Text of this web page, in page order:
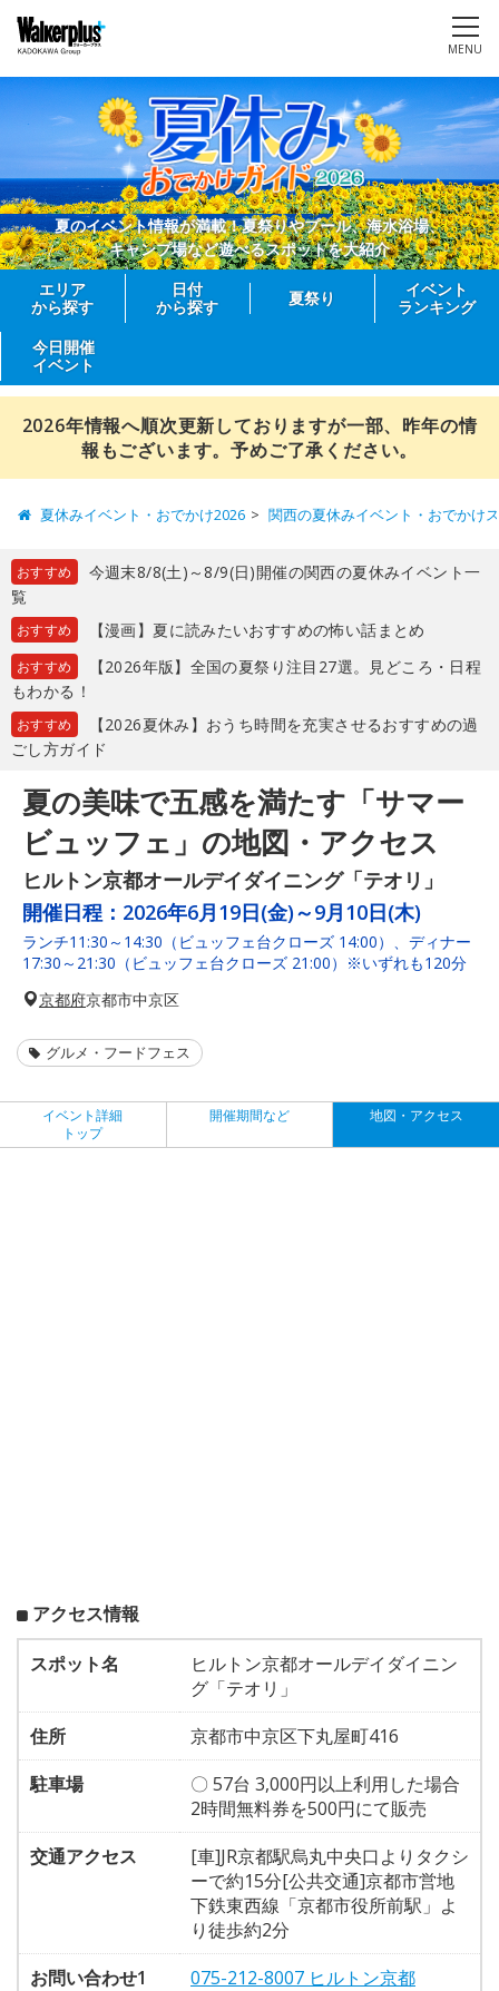
MENU
夏のイベント情報が満載！夏祭りやプール、海水浴場、
キャンプ場など遊べるスポットを大紹介
エリア
から探す
日付
から探す
夏祭り
イベント
ランキング
今日開催
イベント
2026年情報へ順次更新しておりますが一部、昨年の情
報もございます。予めご了承ください。
夏休みイベント・おでかけ2026 関西の夏休みイベント・おでかけ
おすすめ
今週末8/8(土)～8/9(日)開催の関西の夏休みイベント一
覧
おすすめ 【漫画】夏に読みたいおすすめの怖い話まとめ
おすすめ
【2026年版】全国の夏祭り注目27選。見どころ・日程
もわかる！
おすすめ
【2026夏休み】おうち時間を充実させるおすすめの過
ごし方ガイド
夏の美味で五感を満たす「サマー
ビュッフェ」の地図・アクセス
ヒルトン京都オールデイダイニング「テオリ」
開催日程： 2026年6月19日(金)～9月10日(木)
ランチ11:30～14:30（ビュッフェ台クローズ 14:00）、ディナー
17:30～21:30（ビュッフェ台クローズ 21:00）※いずれも120分
京都府京都市中京区
グルメ・フードフェス
イベント詳細
トップ
開催期間など 地図・アクセス
アクセス情報
スポット名
ヒルトン京都オールデイダイニン
グ「テオリ」
住所
京都市中京区下丸屋町416
駐車場
〇 57台 3,000円以上利用した場合
2時間無料券を500円にて販売
交通アクセス
[車]JR京都駅烏丸中央口よりタクシ
ーで約15分[公共交通]京都市営地
下鉄東西線「京都市役所前駅」よ
り徒歩約2分
お問い合わせ1
075-212-8007 ヒルトン京都